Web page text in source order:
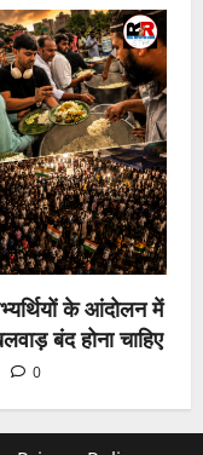
के आंदोलन में
बंद होना चाहिए
0